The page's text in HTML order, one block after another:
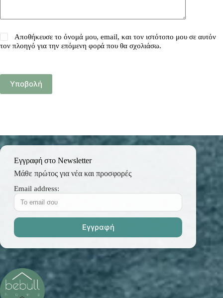
Αποθήκευσε το όνομά μου, email, και τον ιστότοπο μου σε αυτόν
τον πλοηγό για την επόμενη φορά που θα σχολιάσω.
Υποβολή
Εγγραφή στο Newsletter
Μάθε πρώτος για νέα και προσφορές
Email address: